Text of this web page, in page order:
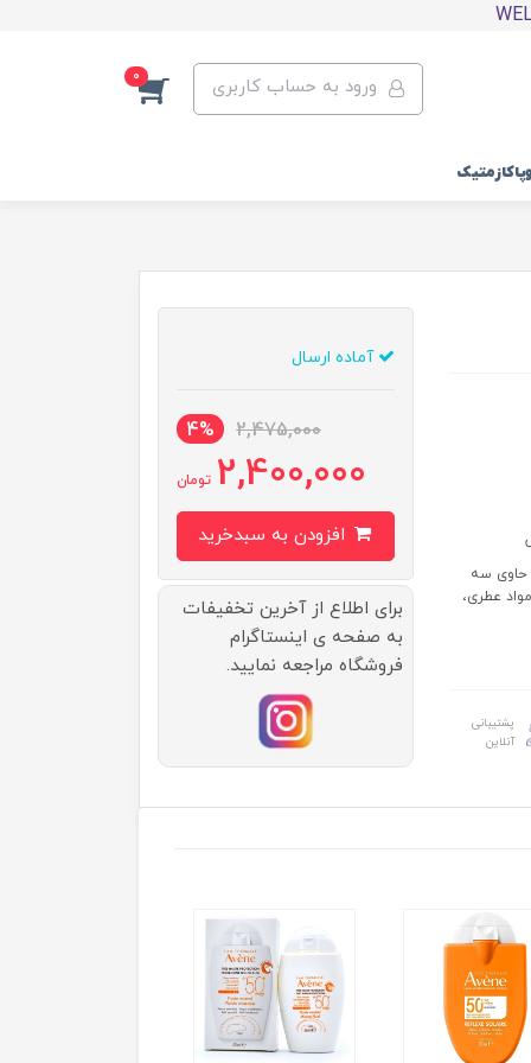
ورود به حساب کاربری 0
حاوی سه
عطری،
پشتیبانی
آنلاین
آماده ارسال
2,475,000
4%
2,400,000 تومان
برای اطلاع از آخرین تخفیفات
به صفحه ی اینستاگرام
فروشگاه مراجعه نمایید.